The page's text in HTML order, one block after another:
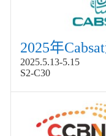
2025.5.13-5.15
S2-C30